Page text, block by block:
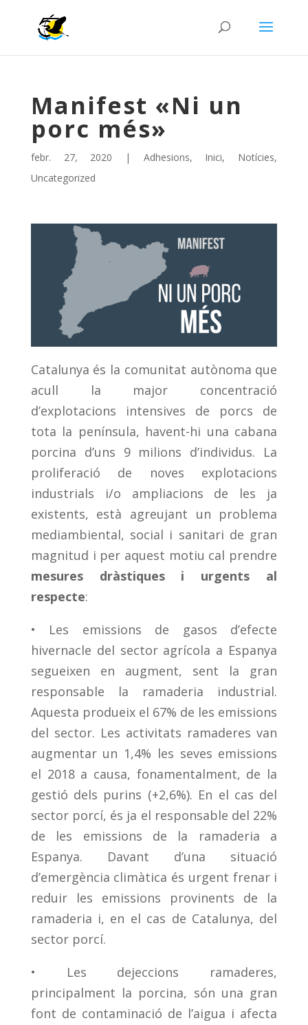
Manifest «Ni un
porc més»
febr. 27, 2020 | Adhesions, Inici, Notícies,
Uncategorized
Catalunya és la comunitat autònoma que
acull la major concentració
d’explotacions intensives de porcs de
tota la península, havent-hi una cabana
porcina d’uns 9 milions d’individus. La
proliferació de noves explotacions
industrials i/o ampliacions de les ja
existents, està agreujant un problema
mediambiental, social i sanitari de gran
magnitud i per aquest motiu cal prendre
mesures dràstiques i urgents al
respecte:
• Les emissions de gasos d’efecte
hivernacle del sector agrícola a Espanya
segueixen en augment, sent la gran
responsable la ramaderia industrial.
Aquesta produeix el 67% de les emissions
del sector. Les activitats ramaderes van
augmentar un 1,4% les seves emissions
el 2018 a causa, fonamentalment, de la
gestió dels purins (+2,6%). En el cas del
sector porcí, és ja el responsable del 22%
de les emissions de la ramaderia a
Espanya. Davant d’una situació
d’emergència climàtica és urgent frenar i
reduir les emissions provinents de la
ramaderia i, en el cas de Catalunya, del
sector porcí.
• Les dejeccions ramaderes,
principalment la porcina, són una gran
font de contaminació de l’aigua i afecta